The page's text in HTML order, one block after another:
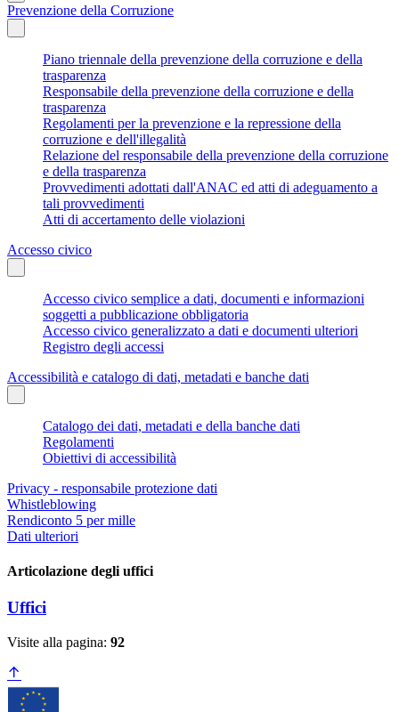
Prevenzione della Corruzione
Piano triennale della prevenzione della corruzione e della
trasparenza
Responsabile della prevenzione della corruzione e della
trasparenza
Regolamenti per la prevenzione e la repressione della
corruzione e dell'illegalità
Relazione del responsabile della prevenzione della corruzione
e della trasparenza
Provvedimenti adottati dall'ANAC ed atti di adeguamento a
tali provvedimenti
Atti di accertamento delle violazioni
Accesso civico
Accesso civico semplice a dati, documenti e informazioni
soggetti a pubblicazione obbligatoria
Accesso civico generalizzato a dati e documenti ulteriori
Registro degli accessi
Accessibilità e catalogo di dati, metadati e banche dati
Catalogo dei dati, metadati e della banche dati
Regolamenti
Obiettivi di accessibilità
Privacy - responsabile protezione dati
Whistleblowing
Rendiconto 5 per mille
Dati ulteriori
Articolazione degli uffici
Uffici
Visite alla pagina: 92